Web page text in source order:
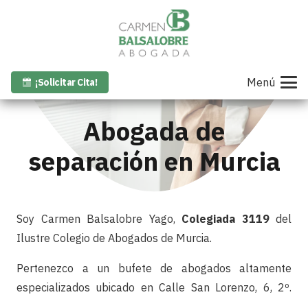
¡Solicitar Cita! Menú
Abogada de
separación en Murcia
Soy Carmen Balsalobre Yago, Colegiada 3119del
Ilustre Colegio de Abogados de Murcia.
Pertenezco a un bufete de abogados altamente
especializados ubicado en Calle San Lorenzo, 6, 2º.